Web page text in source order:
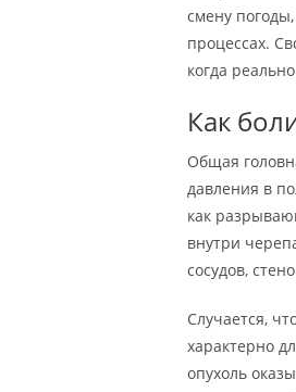
смену
процессах.
когда
Как
Общая
давления в
как
внутри
сосудов,
Случается,
характерно
опухоль